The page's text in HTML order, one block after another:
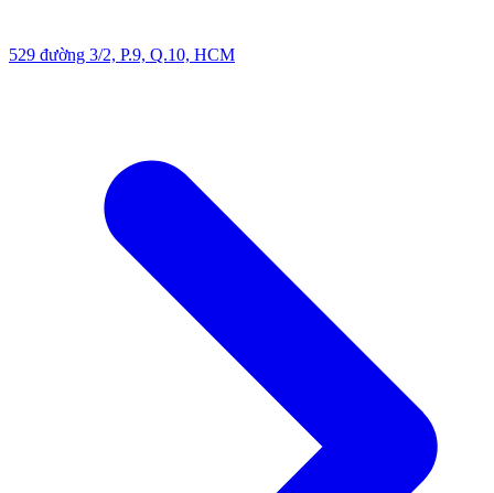
529 đường 3/2, P.9, Q.10, HCM